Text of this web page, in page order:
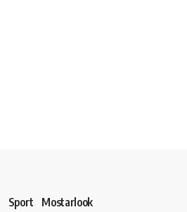
Sport Mostarlook